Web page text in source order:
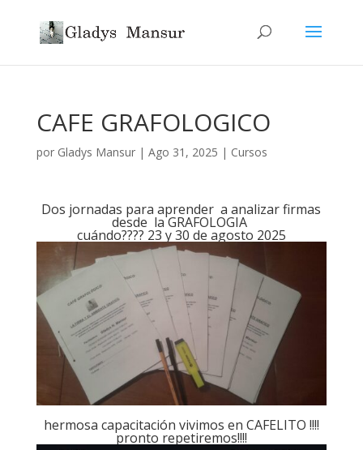
CAFE GRAFOLOGICO
por Gladys Mansur| Ago 31, 2025 | Cursos
Dos jornadas para aprender a analizar firmas
desde la GRAFOLOGIA
cuándo???? 23 y 30 de agosto 2025
hermosa capacitación vivimos en CAFELITO !!!!
pronto repetiremos!!!!